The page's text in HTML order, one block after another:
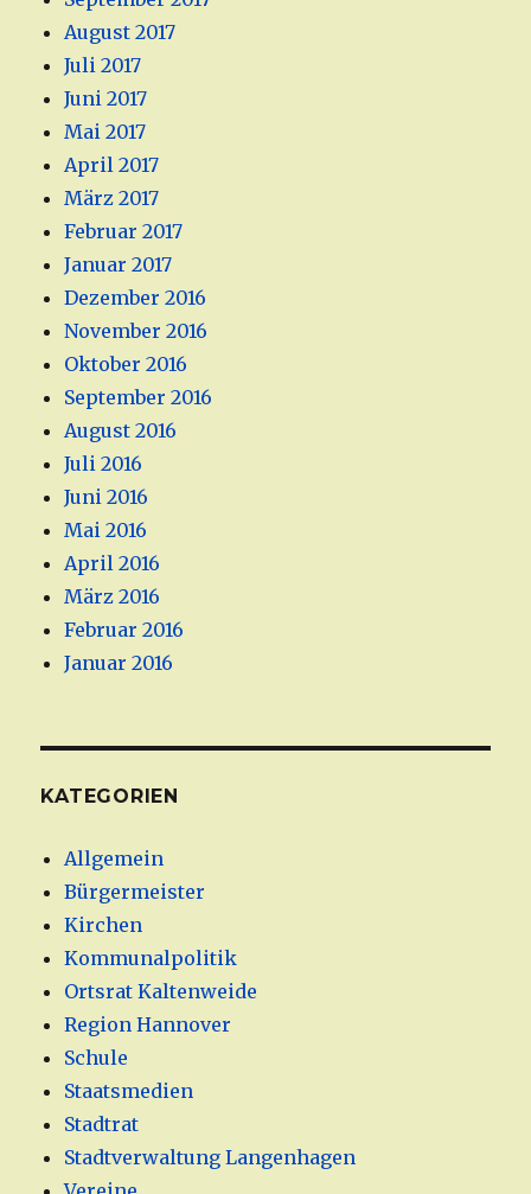
August 2017
Juli 2017
Juni 2017
Mai 2017
April 2017
März 2017
Februar 2017
Januar 2017
Dezember 2016
November 2016
Oktober 2016
September 2016
August 2016
Juli 2016
Juni 2016
Mai 2016
April 2016
März 2016
Februar 2016
Januar 2016
KATEGORIEN
Allgemein
Bürgermeister
Kirchen
Kommunalpolitik
Ortsrat Kaltenweide
Region Hannover
Schule
Staatsmedien
Stadtrat
Stadtverwaltung Langenhagen